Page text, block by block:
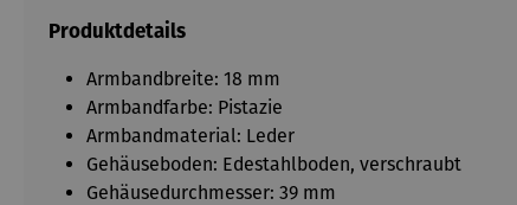
Produktdetails
Armbandbreite: 18 mm
Armbandfarbe: Pistazie
Armbandmaterial: Leder
Gehäuseboden: Edestahlboden, verschraubt
Gehäusedurchmesser: 39 mm